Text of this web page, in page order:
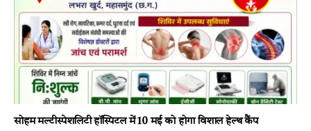
सोहम मल्टीस्पेशलिटी हॉस्पिटल में 10 मई को होगा विशाल हेल्थ कैंप